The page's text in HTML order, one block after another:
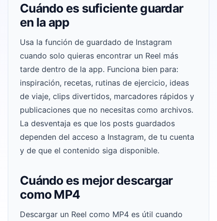
Cuándo es suficiente guardar
en la app
Usa la función de guardado de Instagram
cuando solo quieras encontrar un Reel más
tarde dentro de la app. Funciona bien para:
inspiración, recetas, rutinas de ejercicio, ideas
de viaje, clips divertidos, marcadores rápidos y
publicaciones que no necesitas como archivos.
La desventaja es que los posts guardados
dependen del acceso a Instagram, de tu cuenta
y de que el contenido siga disponible.
Cuándo es mejor descargar
como MP4
Descargar un Reel como MP4 es útil cuando